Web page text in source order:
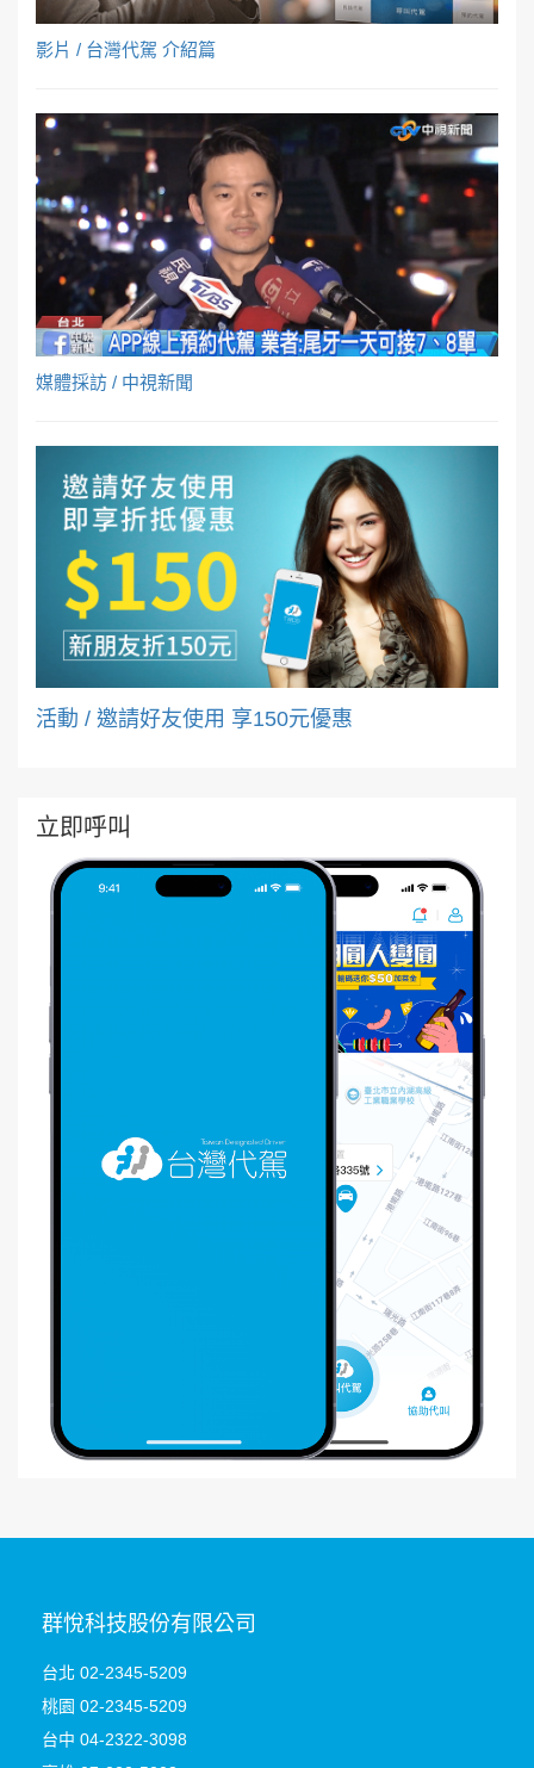
影片 / 台灣代駕 介紹篇
媒體採訪 / 中視新聞
活動 / 邀請好友使用 享150元優惠
立即呼叫
群悅科技股份有限公司
台北 02-2345-5209
桃園 02-2345-5209
台中 04-2322-3098